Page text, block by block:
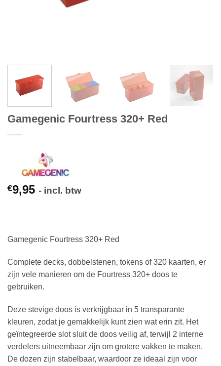
Gamegenic Fourtress 320+ Red
€9,95 - incl. btw
Gamegenic Fourtress 320+ Red
Complete decks, dobbelstenen, tokens of 320 kaarten, er
zijn vele manieren om de Fourtress 320+ doos te
gebruiken.
Deze stevige doos is verkrijgbaar in 5 transparante
kleuren, zodat je gemakkelijk kunt zien wat erin zit. Het
geïntegreerde slot sluit de doos veilig af, terwijl 2 interne
verdelers uitneembaar zijn om grotere vakken te maken.
De dozen zijn stabelbaar, waardoor ze ideaal zijn voor